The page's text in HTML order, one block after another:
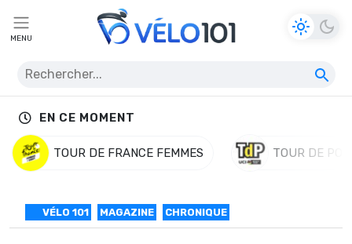
MENU
EN CE MOMENT
TOUR DE FRANCE FEMMES TOUR DE
VÉLO 101 MAGAZINE CHRONIQUE